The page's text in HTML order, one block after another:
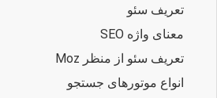
تعریف سئو
معنای واژه SEO
تعریف سئو از منظر Moz
انواع موتورهای جستجو